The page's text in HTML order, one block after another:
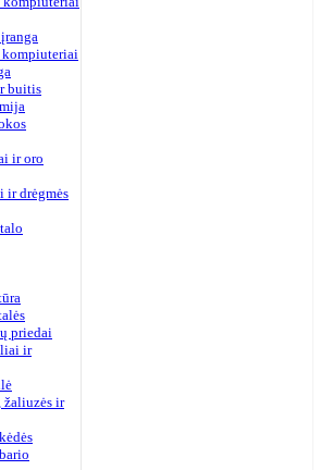
kompiuteriai
buitis
ir oro
ir drėgmės
priedai
ir
žaliuzės ir